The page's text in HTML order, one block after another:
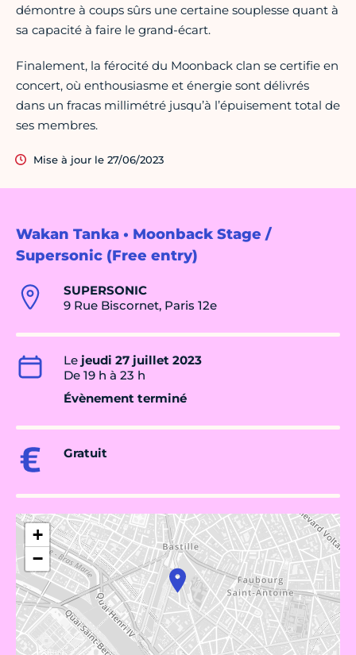
Wakan Tanka • Moonback Stage /
Supersonic (Free entry)
SUPERSONIC
9 Rue Biscornet, Paris 12e
Le jeudi 27 juillet 2023
De 19 h à 23 h
Évènement terminé
Gratuit
+
−
démontre à coups sûrs une certaine souplesse quant à
sa capacité à faire le grand-écart.
Finalement, la férocité du Moonback clan se certifie en
concert, où enthousiasme et énergie sont délivrés
dans un fracas millimétré jusqu’à l’épuisement total de
ses membres.
Mise à jour le 27/06/2023